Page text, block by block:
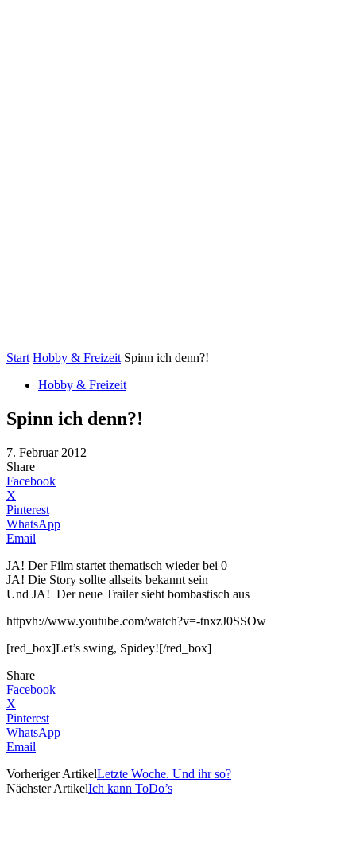
Start Hobby & Freizeit Spinn ich denn?!
Hobby & Freizeit
Spinn ich denn?!
7. Februar 2012
Share
Facebook
X
Pinterest
WhatsApp
Email
JA! Der Film startet thematisch wieder bei 0
JA! Die Story sollte allseits bekannt sein
Und JA! Der neue Trailer sieht bombastisch aus
httpvh://www.youtube.com/watch?v=-tnxzJ0SSOw
[red_box]Let’s swing, Spidey![/red_box]
Share
Facebook
X
Pinterest
WhatsApp
Email
Vorheriger ArtikelLetzte Woche. Und ihr so?
Nächster ArtikelIch kann ToDo’s